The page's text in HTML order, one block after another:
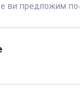
ви предложим